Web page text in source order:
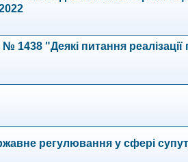
1438 "Деякі питання
регулювання у сфері